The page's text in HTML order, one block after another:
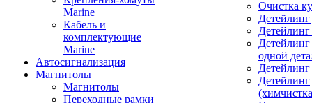
Marine
Кабель и
комплектующие
Marine
Автосигнализация
Магнитолы
Магнитолы
Переходные рамки
Очистка
Детейлинг
одной
Детейлинг